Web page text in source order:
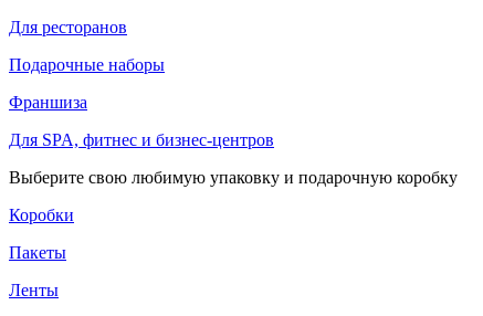
Для ресторанов
Подарочные наборы
Франшиза
Для SPA, фитнес и бизнес-центров
Выберите свою любимую упаковку и подарочную коробку
Коробки
Пакеты
Ленты